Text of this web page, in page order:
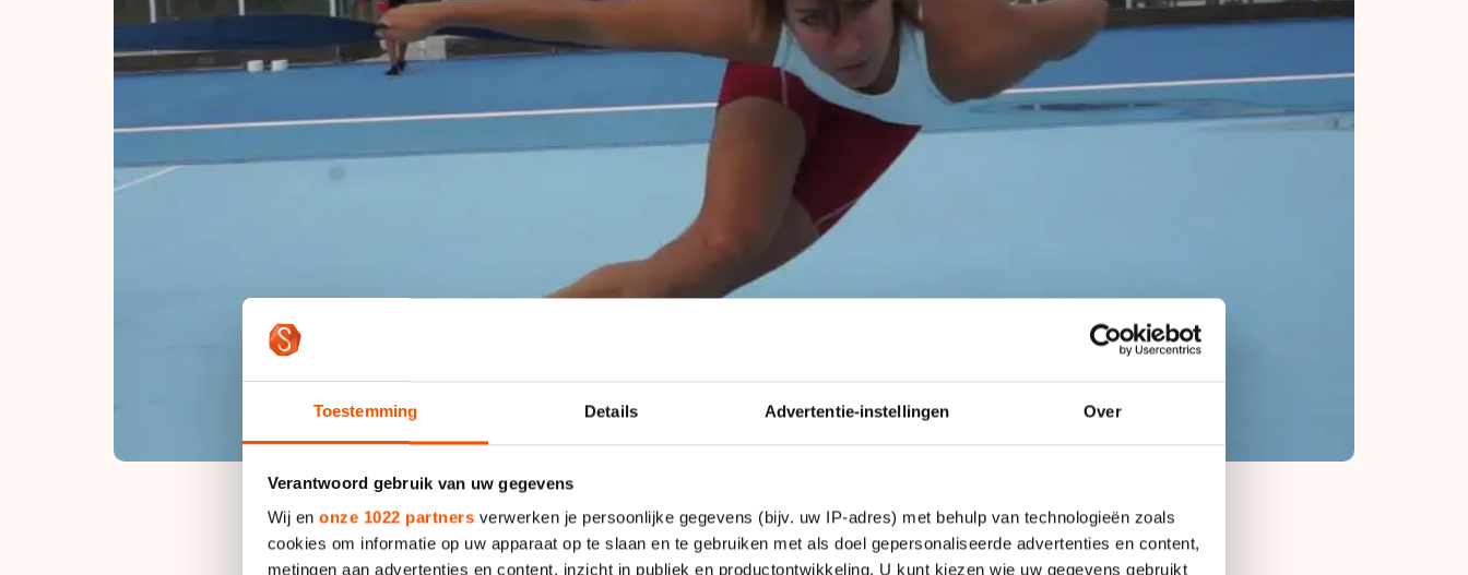
Toestemming Details Advertentie-instellingen Over
Verantwoord gebruik van uw gegevens
Wij en onze 1022 partners verwerken je persoonlijke gegevens (bijv. uw IP-adres) met behulp van technologieën zoals
cookies om informatie op uw apparaat op te slaan en te gebruiken met als doel gepersonaliseerde advertenties en content,
metingen aan advertenties en content, inzicht in publiek en productontwikkeling. U kunt kiezen wie uw gegevens gebruikt